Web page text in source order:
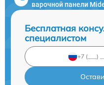
варочной панели
Бесплатная
специалистом